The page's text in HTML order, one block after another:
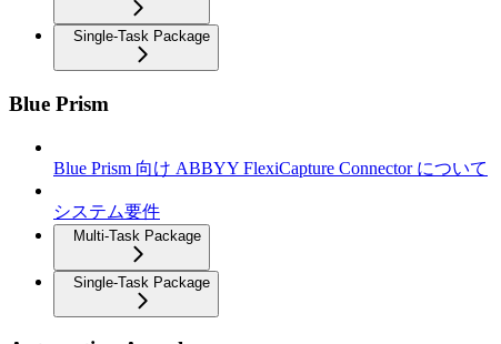
Single-Task Package
Blue Prism
Blue Prism 向け ABBYY FlexiCapture Connector について
システム要件
Multi-Task Package
Single-Task Package